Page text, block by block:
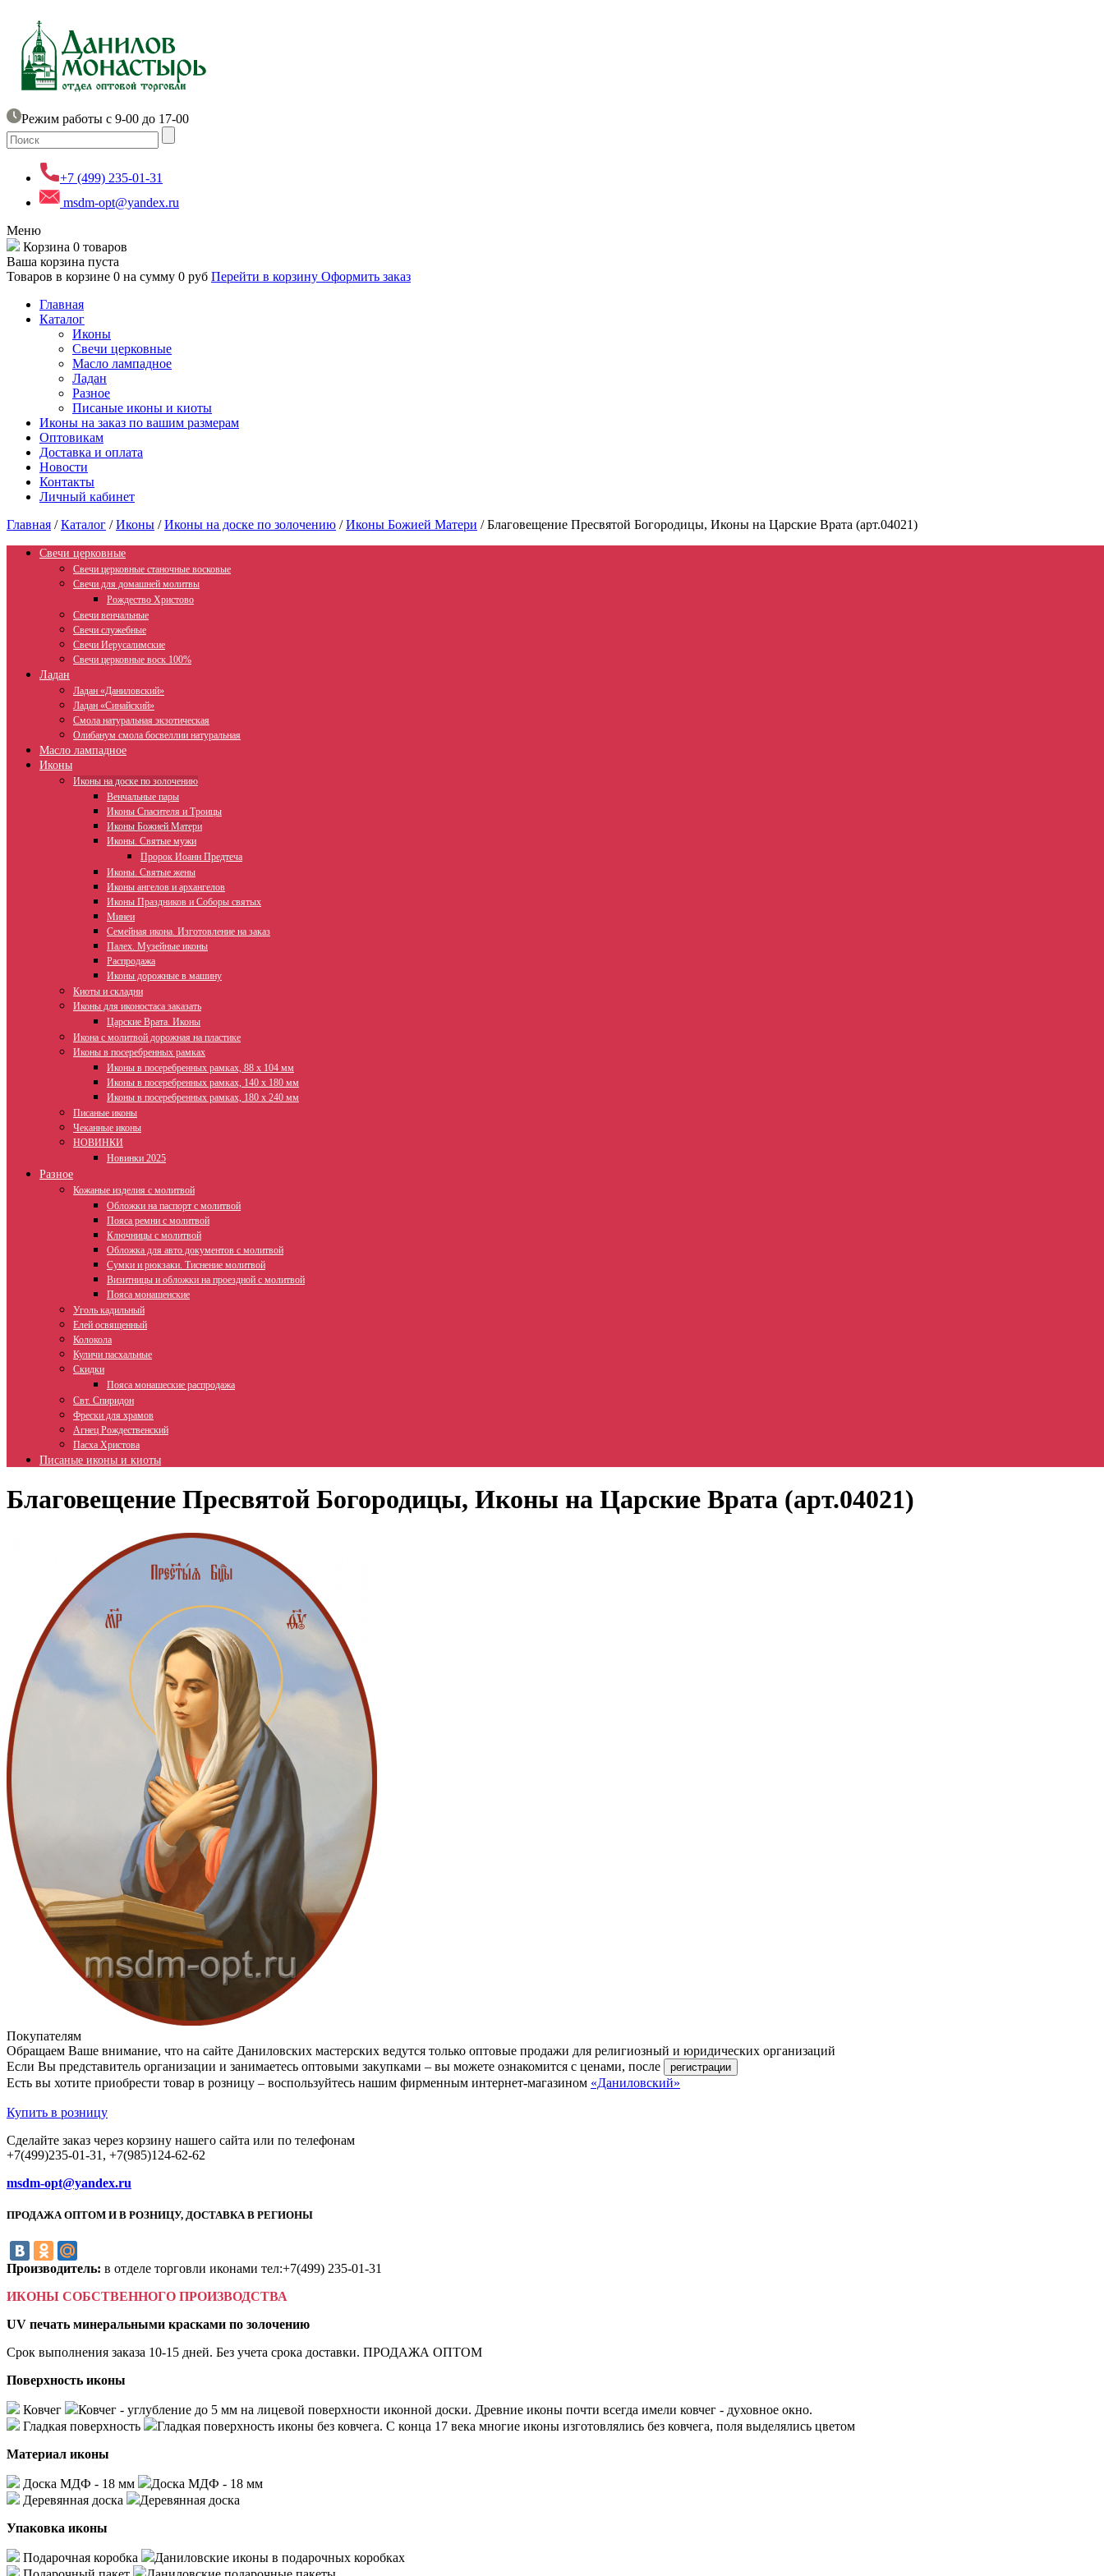
Режим работы с 9-00 до 17-00
+7 (499) 235-01-31
msdm-opt@yandex.ru
Меню
Корзина 0 товаров
Ваша корзина пуста
Товаров в корзине 0 на сумму 0 руб Перейти в корзину Оформить заказ
Главная
Каталог
Иконы
Свечи церковные
Масло лампадное
Ладан
Разное
Писаные иконы и киоты
Иконы на заказ по вашим размерам
Оптовикам
Доставка и оплата
Новости
Контакты
Личный кабинет
Главная /Каталог /Иконы /Иконы на доске по золочению /Иконы Божией Матери /Благовещение Пресвятой Богородицы, Иконы на Царские Врата (арт.04021)
Свечи церковные
Свечи церковные станочные восковые
Свечи для домашней молитвы
Рождество Христово
Свечи венчальные
Свечи служебные
Свечи Иерусалимские
Свечи церковные воск 100%
Ладан
Ладан «Даниловский»
Ладан «Синайский»
Смола натуральная экзотическая
Олибанум смола босвеллии натуральная
Масло лампадное
Иконы
Иконы на доске по золочению
Венчальные пары
Иконы Спасителя и Троицы
Иконы Божией Матери
Иконы. Святые мужи
Пророк Иоанн Предтеча
Иконы. Святые жены
Иконы ангелов и архангелов
Иконы Праздников и Соборы святых
Минеи
Семейная икона. Изготовление на заказ
Палех. Музейные иконы
Распродажа
Иконы дорожные в машину
Киоты и складни
Иконы для иконостаса заказать
Царские Врата. Иконы
Икона с молитвой дорожная на пластике
Иконы в посеребренных рамках
Иконы в посеребренных рамках, 88 х 104 мм
Иконы в посеребренных рамках, 140 х 180 мм
Иконы в посеребренных рамках, 180 х 240 мм
Писаные иконы
Чеканные иконы
НОВИНКИ
Новинки 2025
Разное
Кожаные изделия с молитвой
Обложки на паспорт с молитвой
Пояса ремни с молитвой
Ключницы с молитвой
Обложка для авто документов с молитвой
Сумки и рюкзаки. Тиснение молитвой
Визитницы и обложки на проездной с молитвой
Пояса монашенские
Уголь кадильный
Елей освященный
Колокола
Куличи пасхальные
Скидки
Пояса монашеские распродажа
Свт. Спиридон
Фрески для храмов
Агнец Рождественский
Пасха Христова
Писаные иконы и киоты
Благовещение Пресвятой Богородицы, Иконы на Царские Врата (арт.04021)
Покупателям
Обращаем Ваше внимание, что на сайте Даниловских мастерских ведутся только оптовые продажи для религиозный и юридических организаций
Если Вы представитель организации и занимаетесь оптовыми закупками – вы можете ознакомится с ценами, после
Есть вы хотите приобрести товар в розницу – воспользуйтесь нашим фирменным интернет-магазином «Даниловский»
Купить в розницу
Сделайте заказ через корзину нашего сайта или по телефонам
+7(499)235-01-31, +7(985)124-62-62
msdm-opt@yandex.ru
ПРОДАЖА ОПТОМ И В РОЗНИЦУ, ДОСТАВКА В РЕГИОНЫ
Производитель: в отделе торговли иконами тел:+7(499) 235-01-31
ИКОНЫ СОБСТВЕННОГО ПРОИЗВОДСТВА
UV печать минеральными красками по золочению
Срок выполнения заказа 10-15 дней. Без учета срока доставки. ПРОДАЖА ОПТОМ
Поверхность иконы
Ковчег
Ковчег - углубление до 5 мм на лицевой поверхности иконной доски. Древние иконы почти всегда имели ковчег - духовное окно.
Гладкая поверхность
Гладкая поверхность иконы без ковчега. С конца 17 века многие иконы изготовлялись без ковчега, поля выделялись цветом
Материал иконы
Доска МДФ - 18 мм
Доска МДФ - 18 мм
Деревянная доска
Деревянная доска
Упаковка иконы
Подарочная коробка
Даниловские иконы в подарочных коробках